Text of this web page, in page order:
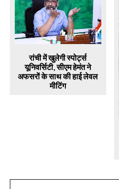
रांची में खुलेगी स्पोर्ट्स
यूनिवर्सिटी, सीएम हेमंत ने
अफसरों के साथ की हाई लेवल
मीटिंग